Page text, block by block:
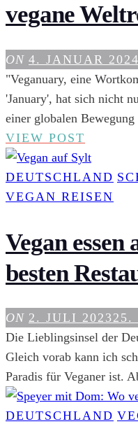
vegane
ON 4. JANUAR 2024
"Veganuary, eine
'January', hat sich nicht
einer globalen
VIEW POST
7
TIPPS
FÜR
DURCH
DEUTSCHLAND
VEGAN REISEN
Vegan
besten
ON 2. JULI 2023 25.
Die Lieblingsinsel der
Gleich vorab kann ich
Paradis für Veganer ist.
DEUTSCHLAND